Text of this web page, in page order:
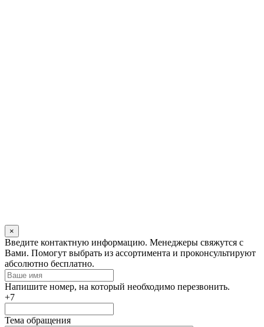
×
Оставьте
это
поле
пустым
Введите контактную информацию. Менеджеры свяжутся с
Вами. Помогут выбрать из ассортимента и проконсультируют
абсолютно бесплатно.
Напишите номер, на который необходимо перезвонить.
+7
Тема обращения